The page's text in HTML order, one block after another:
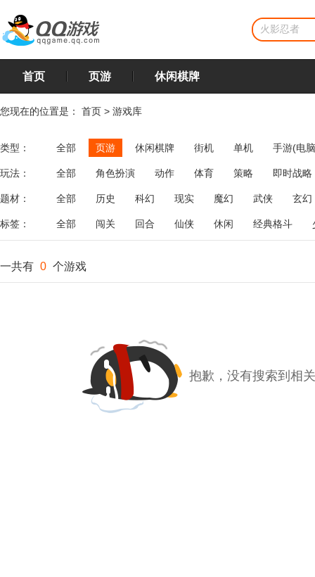
首页 页游 休闲棋牌
您现在的位置是： 首页 > 游戏库
类型： 全部 页游 休闲棋牌 街机 单机 手游(电
玩法： 全部 角色扮演 动作 体育 策略
即时战略
飞行
恋爱 第三人称射击 棋类 牌类 麻将
题材： 全部 历史 科幻 现实 魔幻 武侠 玄幻
标签： 全部 闯关 回合 仙侠 休闲 经典格斗
一共有 0 个游戏
抱歉，没有搜索到相